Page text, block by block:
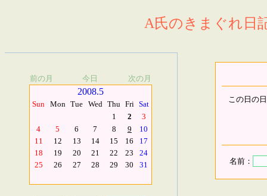
A氏のきまぐれ日
前の月 今日 次の月
2008.5
Sun Mon Tue Wed Thu Fri Sat
1
2
3
4
5 6 7 8 9
10
11
12 13 14 15 16
17
18
19 20 21 22 23
24
25
26 27 28 29 30 31
この日の
名前：